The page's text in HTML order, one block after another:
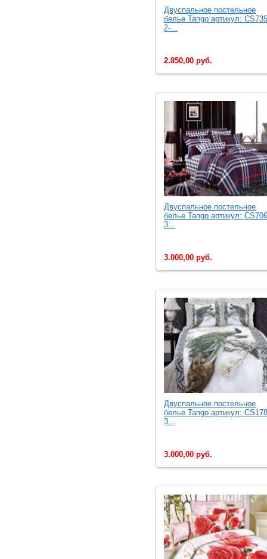
Двуcпальное постельное
белье Tango артикул:
2-...
2.850,00 руб.
Двуcпальное постельное
белье Tango артикул:
3...
3.000,00 руб.
Двуcпальное постельное
белье Tango артикул:
3...
3.000,00 руб.